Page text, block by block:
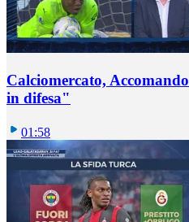
Calciomercato,
in difesa"
01:58